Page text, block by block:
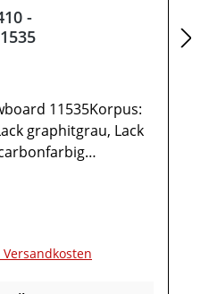
-
11535Korpus:
graphitgrau, Lack